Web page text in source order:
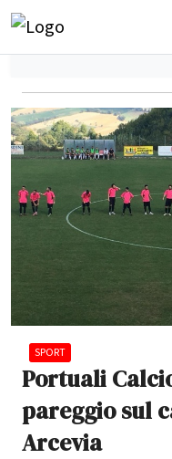
SPORT
Portuali
pareggio sul
Arcevia